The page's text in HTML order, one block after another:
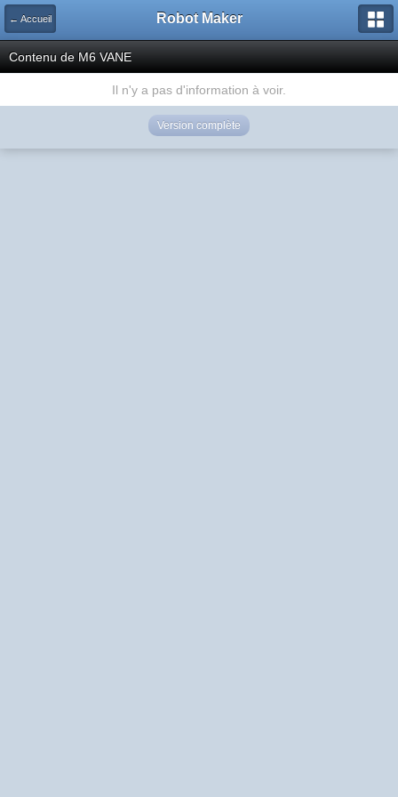
← Accueil Robot Maker
Contenu de M6 VANE
Il n'y a pas d'information à voir.
Version complète